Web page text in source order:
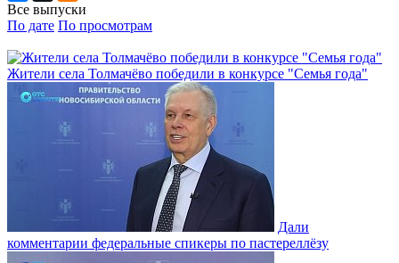
Все выпуски
По дате По просмотрам
Жители села Толмачёво победили в конкурсе "Семья года"
Дали
комментарии федеральные спикеры по пастереллёзу